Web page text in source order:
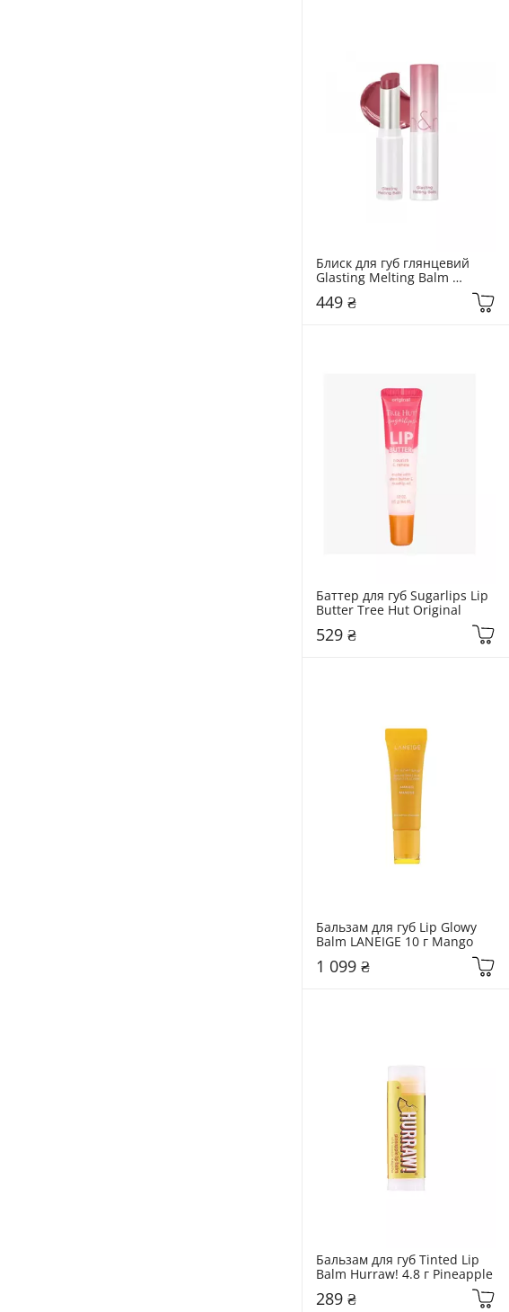
Блиск для губ глянцевий
Glasting Melting Balm
449 ₴
Баттер для губ Sugarlips Lip
Butter Tree Hut Original
529 ₴
Бальзам для губ Lip Glowy
Balm LANEIGE 10 г Mango
1 099 ₴
Бальзам для губ Tinted Lip
Balm Hurraw! 4.8 г Pineapple
289 ₴